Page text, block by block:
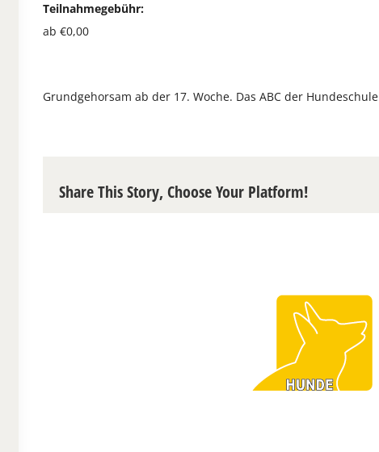
Teilnahmegebühr:
ab €0,00
Grundgehorsam ab der 17. Woche. Das ABC der Hundeschule
Share This Story, Choose Your Platform!